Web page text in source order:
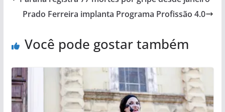
Prado Ferreira implanta Programa Profissão 4.0
Você pode gostar também